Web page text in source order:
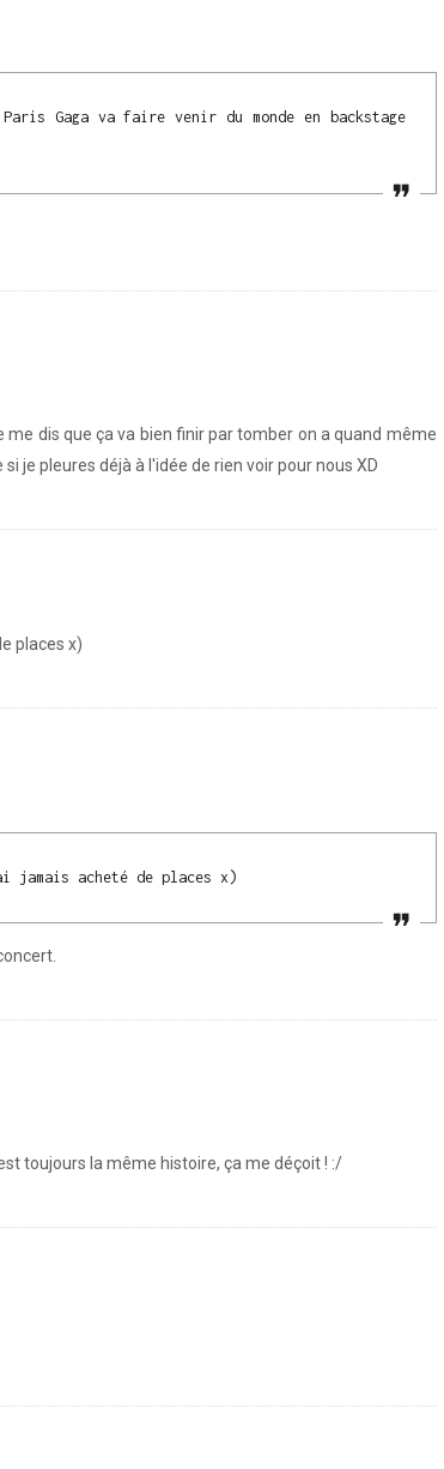
Gaga va faire venir du monde en backstage
me dis que ça va bien finir par tomber on a quand même
je pleures déjà à l'idée de rien voir pour nous XD
places x)
jamais acheté de places x)
toujours la même histoire, ça me déçoit ! :/